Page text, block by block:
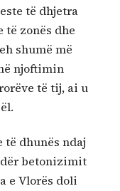
të dhjetra
zonës dhe
shumë më
njoftimin
të tij, ai u
të dhunës ndaj
betonizimit
e Vlorës doli